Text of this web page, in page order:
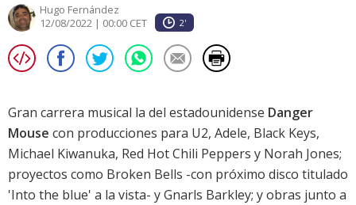
Hugo Fernández
12/08/2022 | 00:00 CET
2'
Gran carrera musical la del estadounidense Danger
Mouse con producciones para U2, Adele, Black Keys,
Michael Kiwanuka, Red Hot Chili Peppers y Norah Jones;
proyectos como Broken Bells -con próximo disco titulado
'Into the blue' a la vista- y Gnarls Barkley; y obras junto a